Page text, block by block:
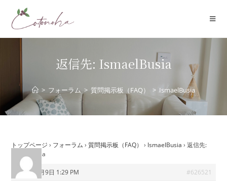
返信先: IsmaelBusia
> フォーラム > 質問掲示板（FAQ） > IsmaelBusia
トップページ › フォーラム › 質問掲示板（FAQ） › IsmaelBusia › 返信先:
IsmaelBusia
2026年7月9日 1:29 PM #626521